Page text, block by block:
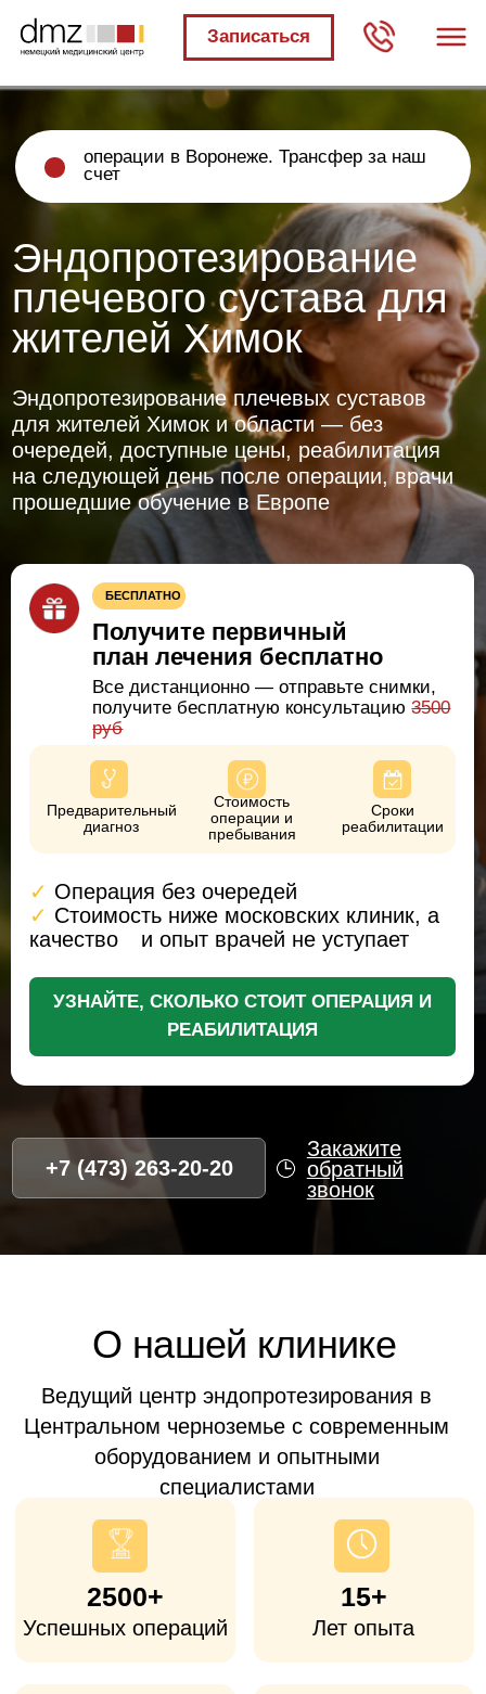
Записаться
Эндопротезирование
плечевого сустава для
жителей Химок
операции в Воронеже. Трансфер за наш
БЕСПЛАТНО
Получите первичный
план лечения бесплатно
Все дистанционно — отправьте снимки,
получите бесплатную консультацию3500
диагноз
операции и
пребывания
Операция без очередей
Стоимость ниже московских клиник, а
УЗНАЙТЕ, СКОЛЬКО СТОИТ ОПЕРАЦИЯ И
РЕАБИЛИТАЦИЯ
Эндопротезирование плечевых суставов
для жителей Химок и области — без
очередей, доступные цены, реабилитация
на следующей день после операции, врачи
прошедшие обучение в Европе
+7 (473) 263-20-20
Закажите
обратный
звонок
О нашей клинике
Ведущий центр эндопротезирования в
Центральном черноземье с современным
оборудованием и опытными
Лет опыта
15+
Успешных операций
2500+
Преимущества НМЦ
для жителей Химок
Химок, которыеустали ждать квотуили
ищут альтернативу дорогим столичным
. Операция показана при
артрозе, последствиях травм и других
заболеваний, когда консервативное
лечение уже не помогает и сустав
ограничивает движения и обычную жизнь.
Доступная